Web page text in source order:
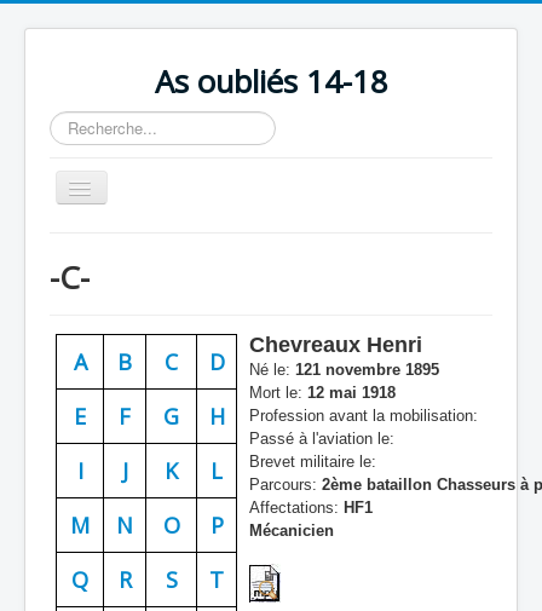
As oubliés 14-18
Rechercher
Basculer
la
Chronologie
Escadrilles
Organisation
Avions
Formation
Doctrines
Batailles
-C-
A B C
D
E
F G
H
I
J K
L
M
N O
P
Q
R S
T
Chevreaux Henri
Né le: 121 novembre 1895
Mort le: 12 mai 1918
Profession avant la mobilisation:
Passé à l'aviation le:
Brevet militaire le:
Parcours: 2ème bataillon Chasseurs à
Affectations: HF1
Mécanicien